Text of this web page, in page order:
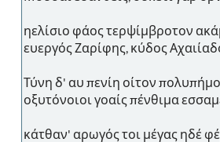
ηελίσιο φάος τερψίμβροτον
ευεργός Ζαρίφης, κύδος
Τύνη δ' αυ πενίη οίτον
οξυτόνοιοι γοαίς πένθιμα
κάτθαν' αρωγός τοι μέγας ηδέ